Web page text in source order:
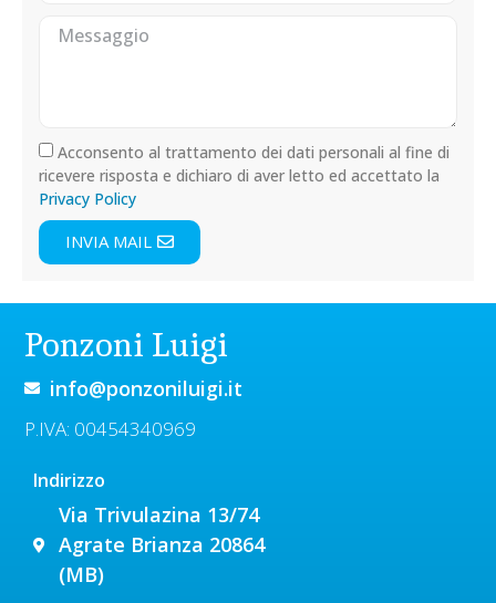
Acconsento al trattamento dei dati personali al fine di
ricevere risposta e dichiaro di aver letto ed accettato la
Privacy Policy
INVIA MAIL
Ponzoni Luigi
info@ponzoniluigi.it
P.IVA: 00454340969
Indirizzo
Via Trivulazina 13/74
Agrate Brianza 20864
(MB)